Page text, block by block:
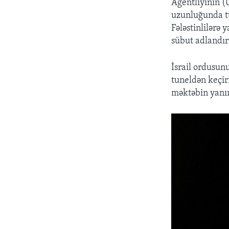
Agentliyinin
uzunluğunda
Fələstinlilərə
sübut
İsrail
tuneldən
məktəbin